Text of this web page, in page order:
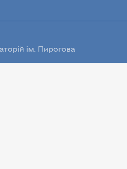
ім. Пирогова